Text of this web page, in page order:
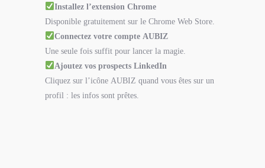
Installez l’extension Chrome
Disponible gratuitement sur le Chrome Web Store.
Connectez votre compte AUBIZ
Une seule fois suffit pour lancer la magie.
Ajoutez vos prospects LinkedIn
Cliquez sur l’icône AUBIZ quand vous êtes sur un
profil : les infos sont prêtes.